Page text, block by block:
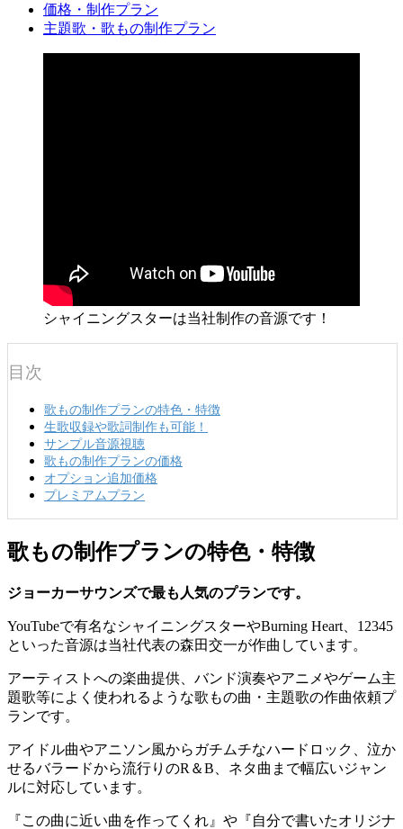
価格・制作プラン
主題歌・歌もの制作プラン
シャイニングスターは当社制作の音源です！
目次
歌もの制作プランの特色・特徴
生歌収録や歌詞制作も可能！
サンプル音源視聴
歌もの制作プランの価格
オプション追加価格
プレミアムプラン
歌もの制作プランの特色・特徴
ジョーカーサウンズで最も人気のプランです。
YouTubeで有名なシャイニングスターやBurning Heart、12345
といった音源は当社代表の森田交一が作曲しています。
アーティストへの楽曲提供、バンド演奏やアニメやゲーム主
題歌等によく使われるような歌もの曲・主題歌の作曲依頼プ
ランです。
アイドル曲やアニソン風からガチムチなハードロック、泣か
せるバラードから流行りのR＆B、ネタ曲まで幅広いジャン
ルに対応しています。
『この曲に近い曲を作ってくれ』や『自分で書いたオリジナ